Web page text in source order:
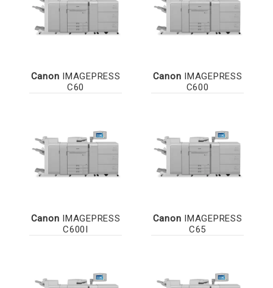
Canon IMAGEPRESS
C60
Canon IMAGEPRESS
C600
Canon IMAGEPRESS
C600I
Canon IMAGEPRESS
C65